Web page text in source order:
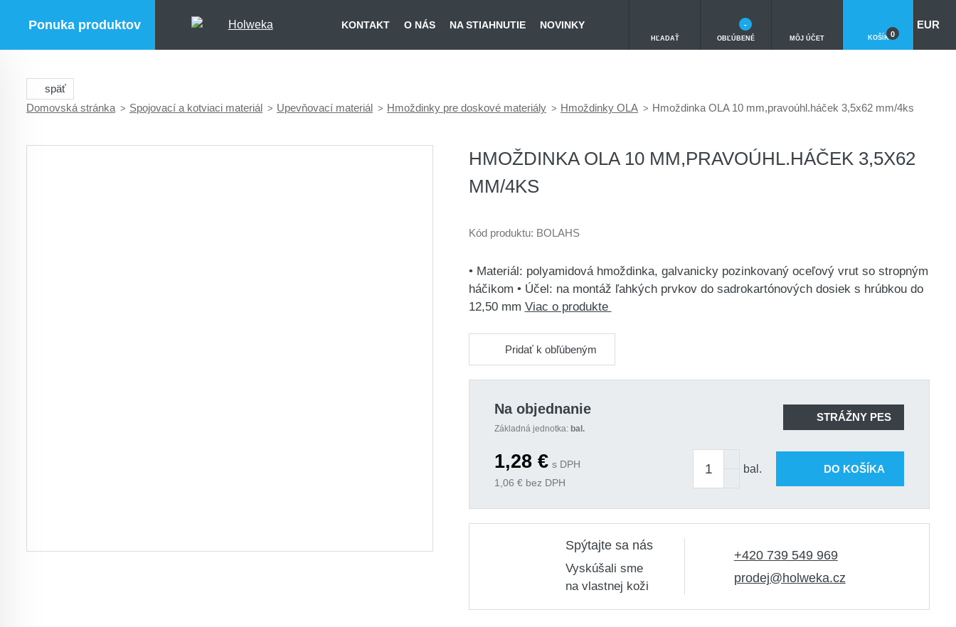
Ponuka produktov KONTAKT O NÁS NA STIAHNUTIE NOVINKY
HĽADAŤ OBĽÚBENÉ
-
MÔJ ÚČET KOŠÍK 0
EUR
späť
Domovská stránka
Spojovací a kotviaci materiál Upevňovací materiál Hmoždinky pre doskové materiály Hmoždinky OLA Hmoždinka OLA 10 mm,pravoúhl.háček 3,5x62 mm/4ks
HMOŽDINKA OLA 10 MM,PRAVOÚHL.HÁČEK 3,5X62
MM/4KS
Kód produktu: BOLAHS
• Materiál: polyamidová hmoždinka, galvanicky pozinkovaný oceľový vrut so stropným
háčikom • Účel: na montáž ľahkých prvkov do sadrokartónových dosiek s hrúbkou do
12,50 mm Viac o produkte
Pridať k obľúbeným
Na objednanie
Základná jednotka: bal.
STRÁŽNY PES
1,28€ s DPH
1,06 € bez DPH
bal. DO KOŠÍKA
Spýtajte sa nás
Vyskúšali sme
na vlastnej koži
+420 739 549 969
prodej@holweka.cz